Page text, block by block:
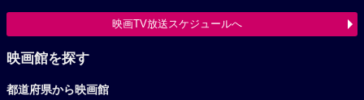
映画TV放送スケジュールへ
映画館を探す
都道府県から映画館